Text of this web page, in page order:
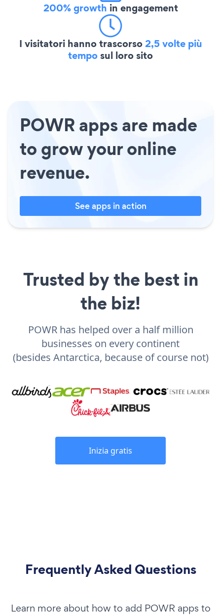
200% growth in engagement
I visitatori hanno trascorso2,5 volte più
temposul loro sito
POWR apps are made
to grow your online
revenue.
See apps in action
Trusted by the best in
the biz!
POWR has helped over a half million
businesses on every continent
(besides Antarctica, because of course not)
Inizia gratis
Frequently Asked Questions
Learn more about how to add POWR apps to